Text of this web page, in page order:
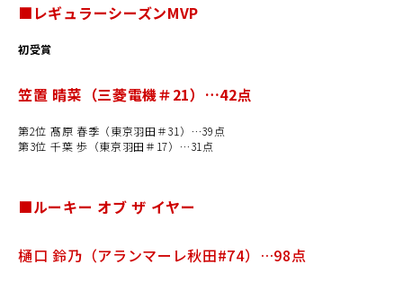
■レギュラーシーズンMVP
初受賞
笠置 晴菜（三菱電機＃21）…42点
第2位 髙原 春季（東京羽田＃31）…39点
第3位 千葉 歩（東京羽田＃17）…31点
■ルーキー オブ ザ イヤー
樋口 鈴乃（アランマーレ秋田#74）…98点